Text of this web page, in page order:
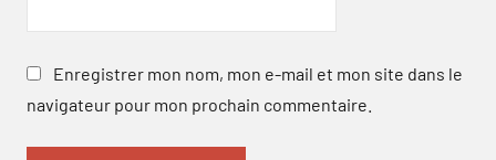
Enregistrer mon nom, mon e-mail et mon site dans le
navigateur pour mon prochain commentaire.